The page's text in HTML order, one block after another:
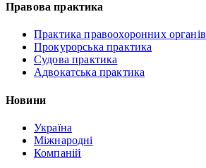
Правова практика
Практика правоохоронних органів
Прокурорська практика
Судова практика
Адвокатська практика
Новини
Україна
Міжнародні
Компаній